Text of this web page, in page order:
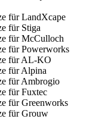
für LandXcape
für Stiga
für McCulloch
für Powerworks
für AL-KO
für Alpina
für Ambrogio
für Fuxtec
für Greenworks
für Grouw